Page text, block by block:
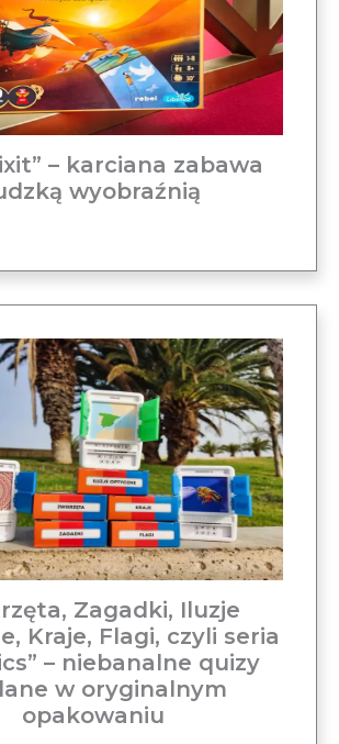
– karciana zabawa
wyobraźnią
Zagadki, Iluzje
Kraje, Flagi, czyli seria
– niebanalne quizy
w oryginalnym
opakowaniu